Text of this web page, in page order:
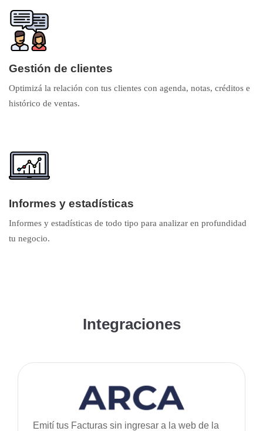
Gestión de clientes
Optimizá la relación con tus clientes con agenda, notas, créditos e
histórico de ventas.
Informes y estadísticas
Informes y estadísticas de todo tipo para analizar en profundidad
tu negocio.
Integraciones
Emití tus Facturas sin ingresar a la web de la